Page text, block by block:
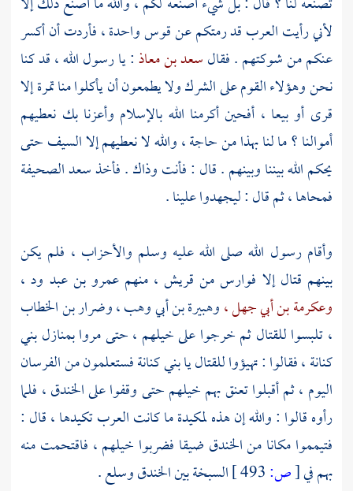
لأني رأيت العرب قد رمتكم عن قوس واحدة ، فأردت أن أكسر
عنكم من شوكتهم . فقالسعد بن معاذ: يا رسول الله ، قد كنا
نحن وهؤلاء القوم على الشرك ولا يطمعون أن يأكلوا منا تمرة إلا
قرى أو بيعا ، أفحين أكرمنا الله بالإسلام وأعزنا بك نعطيهم
أموالنا ؟ ما لنا بهذا من حاجة ، والله لا نعطيهم إلا السيف حتى
يحكم الله بيننا وبينهم . قال : فأنت وذاك . فأخذ سعد الصحيفة
فمحاها ، ثم قال : ليجهدوا علينا .
وأقام رسول الله صلى الله عليه وسلم والأحزاب ، فلم يكن
بينهم قتال إلا فوارس من قريش ،منهمعمرو بن عبد ود ،
وعكرمة بن أبي جهل ،وهبيرة بن أبي وهب ،وضرار بن الخطاب
،تلبسوا للقتال ثم خرجوا على خيلهم ، حتى مروا بمنازلبني
كنانة ،فقالوا : تهيؤوا للقتال يابني كنانةفستعلمون من الفرسان
اليوم ، ثم أقبلوا تعنق بهم خيلهم حتى وقفوا على الخندق ، فلما
رأوه قالوا : والله إن هذه لمكيدة ما كانت العرب تكيدها ، قال :
فتيمموا مكانا من الخندق ضيقا فضربوا خيلهم ، فاقتحمت منه
بهم في[ص:
السبخة بين الخندق وسلع .